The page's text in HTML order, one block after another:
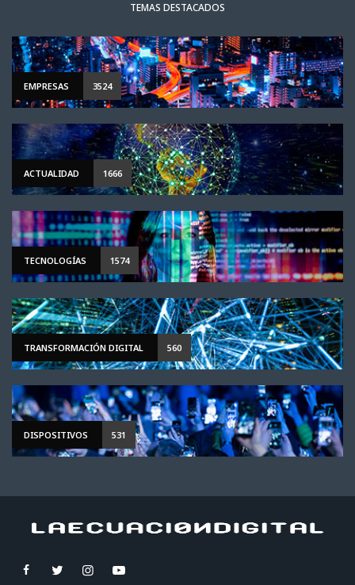
TEMAS DESTACADOS
EMPRESAS 3524
ACTUALIDAD 1666
TECNOLOGÍAS 1574
TRANSFORMACIÓN DIGITAL 560
DISPOSITIVOS 531